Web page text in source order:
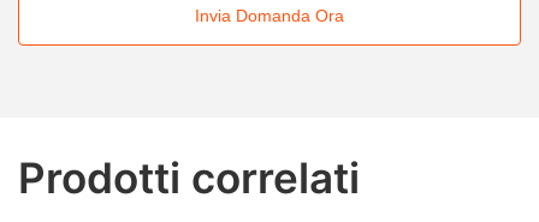
Invia Domanda Ora
Prodotti correlati